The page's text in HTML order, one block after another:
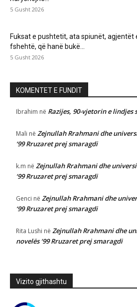
5 Gusht 2026
Fuksat e pushtetit, ata spiunët, agjentët
fshehtë, që hanë bukë...
5 Gusht 2026
KOMENTET E FUNDIT
Ibrahim në Razijes, 90-vjetorin e lindjes
Mali në Zejnullah Rrahmani dhe
‘99 Rruzaret prej smaragdi
k.m në Zejnullah Rrahmani dhe
‘99 Rruzaret prej smaragdi
Genci në Zejnullah Rrahmani dhe
‘99 Rruzaret prej smaragdi
Rita Lushi në Zejnullah Rrahmani dhe
novelës ‘99 Rruzaret prej smaragdi
Vizito gjithashtu